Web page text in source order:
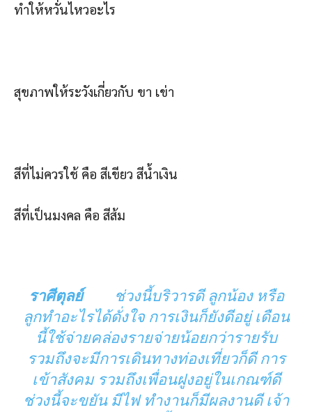
ทำให้หวั่นไหวอะไร
สุขภาพให้ระวังเกี่ยวกับ ขา เข่า
สีที่ไม่ควรใช้ คือ สีเขียว สีน้ำเงิน
สีที่เป็นมงคล คือ สีส้ม
ราศีตุลย์
ช่วงนี้บริวารดี ลูกน้อง หรือ
ลูกทำอะไรได้ดั่งใจ การเงินก็ยังดีอยู่ เดือน
นี้ใช้จ่ายคล่องรายจ่ายน้อยกว่ารายรับ
รวมถึงจะมีการเดินทางท่องเที่ยวก็ดี การ
เข้าสังคม รวมถึงเพื่อนฝูงอยู่ในเกณฑ์ดี
ช่วงนี้จะขยัน มีไฟ ทำงานก็มีผลงานดี เจ้า